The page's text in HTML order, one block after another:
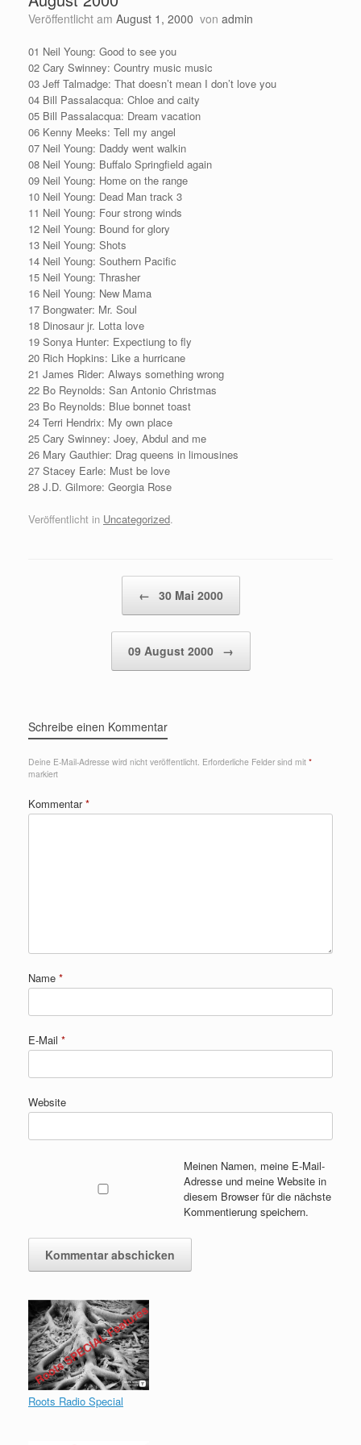
Veröffentlicht am August 1, 2000 von admin
01 Neil Young: Good to see you
02 Cary Swinney: Country music music
03 Jeff Talmadge: That doesn’t mean I don’t love you
04 Bill Passalacqua: Chloe and caity
05 Bill Passalacqua: Dream vacation
06 Kenny Meeks: Tell my angel
07 Neil Young: Daddy went walkin
08 Neil Young: Buffalo Springfield again
09 Neil Young: Home on the range
10 Neil Young: Dead Man track 3
11 Neil Young: Four strong winds
12 Neil Young: Bound for glory
13 Neil Young: Shots
14 Neil Young: Southern Pacific
15 Neil Young: Thrasher
16 Neil Young: New Mama
17 Bongwater: Mr. Soul
18 Dinosaur jr. Lotta love
19 Sonya Hunter: Expectiung to fly
20 Rich Hopkins: Like a hurricane
21 James Rider: Always something wrong
22 Bo Reynolds: San Antonio Christmas
23 Bo Reynolds: Blue bonnet toast
24 Terri Hendrix: My own place
25 Cary Swinney: Joey, Abdul and me
26 Mary Gauthier: Drag queens in limousines
27 Stacey Earle: Must be love
28 J.D. Gilmore: Georgia Rose
Veröffentlicht in Uncategorized.
← 30 Mai 2000
09 August 2000 →
Schreibe einen Kommentar
Deine E-Mail-Adresse wird nicht veröffentlicht. Erforderliche Felder sind mit *
markiert
Kommentar*
Name *
E-Mail *
Website
Meinen Namen, meine E-Mail-
Adresse und meine Website in
diesem Browser für die nächste
Kommentierung speichern.
Roots Radio Special